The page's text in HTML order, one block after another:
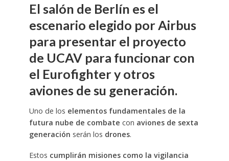
El salón de Berlín es el
escenario elegido por Airbus
para presentar el proyecto
de UCAV para funcionar con
el Eurofighter y otros
aviones de su generación.
Uno de los elementos fundamentales de la
futura nube de combate con aviones de sexta
generación serán los drones.
Estos cumplirán misiones como la vigilancia